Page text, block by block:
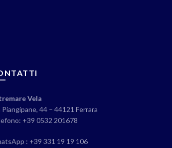
Vela
Piangipane, 44 – 44121 Ferrara
+39 0532 201678
: +39 331 19 19 106